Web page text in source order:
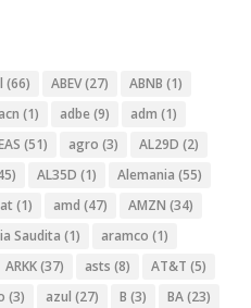
(66) ABEV(27) ABNB (1)
acn (1) adbe (9) adm (1)
(51) agro (3) AL29D (2)
AL35D (1) Alemania (55)
(1) amd (47) AMZN (34)
Saudita (1) aramco (1)
ARKK(37) asts (8) AT&T (5)
(3) azul (27) B (3) BA(23)